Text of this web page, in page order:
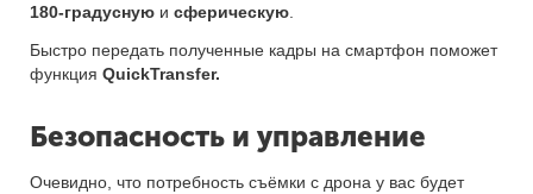
180-градусную и сферическую
Быстро передать полученные кадры на смартфон поможет
функция QuickTransfer.
Безопасность и управление
Очевидно, что потребность съёмки с дрона у вас будет